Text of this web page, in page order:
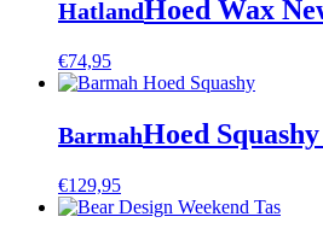
HatlandHoed Wax
€74,95
BarmahHoed
€129,95